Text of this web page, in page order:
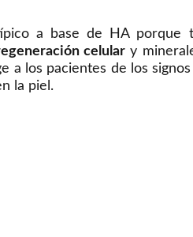
a base de HA porque
celular y
a los pacientes de los
la piel.